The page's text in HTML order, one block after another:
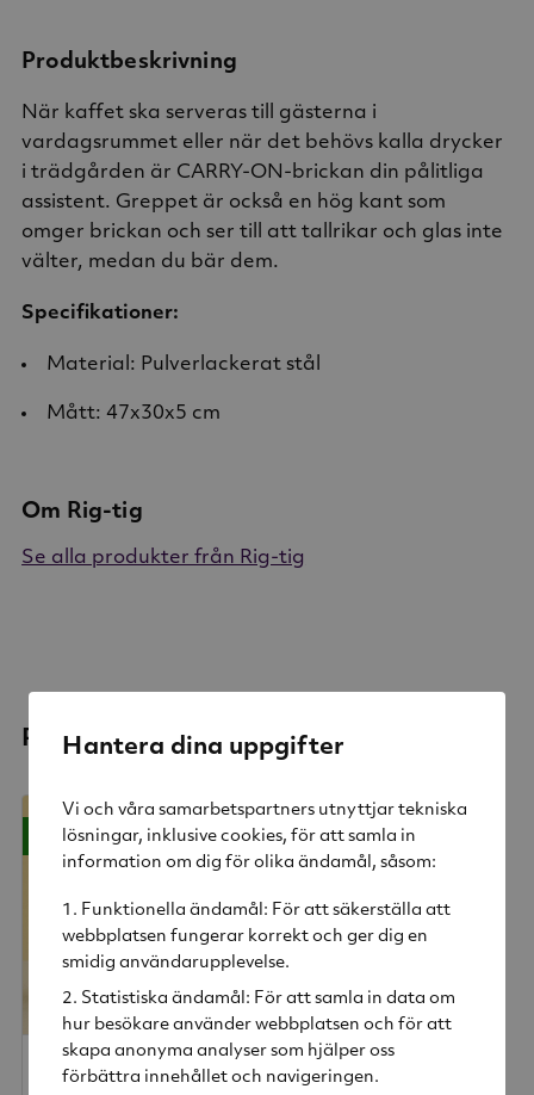
Hantera dina uppgifter
Vi och våra samarbetspartners utnyttjar tekniska
lösningar, inklusive cookies, för att samla in
information om dig för olika ändamål, såsom:
Funktionella ändamål: För att säkerställa att
webbplatsen fungerar korrekt och ger dig en
smidig användarupplevelse.
Statistiska ändamål: För att samla in data om
hur besökare använder webbplatsen och för att
skapa anonyma analyser som hjälper oss
förbättra innehållet och navigeringen.
Produktbeskrivning
När kaffet ska serveras till gästerna i
vardagsrummet eller när det behövs kalla drycker
i trädgården är CARRY-ON-brickan din pålitliga
assistent. Greppet är också en hög kant som
omger brickan och ser till att tallrikar och glas inte
välter, medan du bär dem.
Specifikationer:
Material: Pulverlackerat stål
Mått: 47x30x5 cm
Om Rig-tig
Se alla produkter från Rig-tig
Relaterade produkter
THERM-IT Termoskanna 0,9 L Svart
-26%